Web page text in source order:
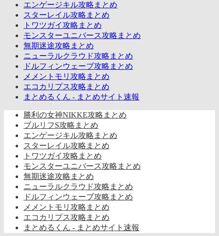
エンゲージキル攻略まとめ
スターレイル攻略まとめ
トワツガイ攻略まとめ
モンスターユニバース攻略まとめ
無期迷途攻略まとめ
ニューラルクラウド攻略まとめ
ドルフィンウェーブ攻略まとめ
メメントモリ攻略まとめ
エコカリプス攻略まとめ
まとめるくん - まとめサイト速報
勝利の女神NIKKE攻略まとめ
ブルリフS攻略まとめ
エンゲージキル攻略まとめ
スターレイル攻略まとめ
トワツガイ攻略まとめ
モンスターユニバース攻略まとめ
無期迷途攻略まとめ
ニューラルクラウド攻略まとめ
ドルフィンウェーブ攻略まとめ
メメントモリ攻略まとめ
エコカリプス攻略まとめ
まとめるくん - まとめサイト速報